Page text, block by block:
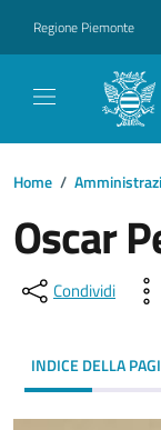
Regione Piemonte
Home /
Oscar
Condividi
INDICE DELLA